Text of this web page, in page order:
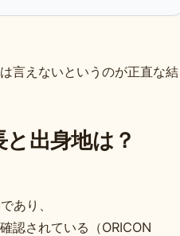
言えないというのが正直な結
出身地は？
あり、
認されている（ORICON